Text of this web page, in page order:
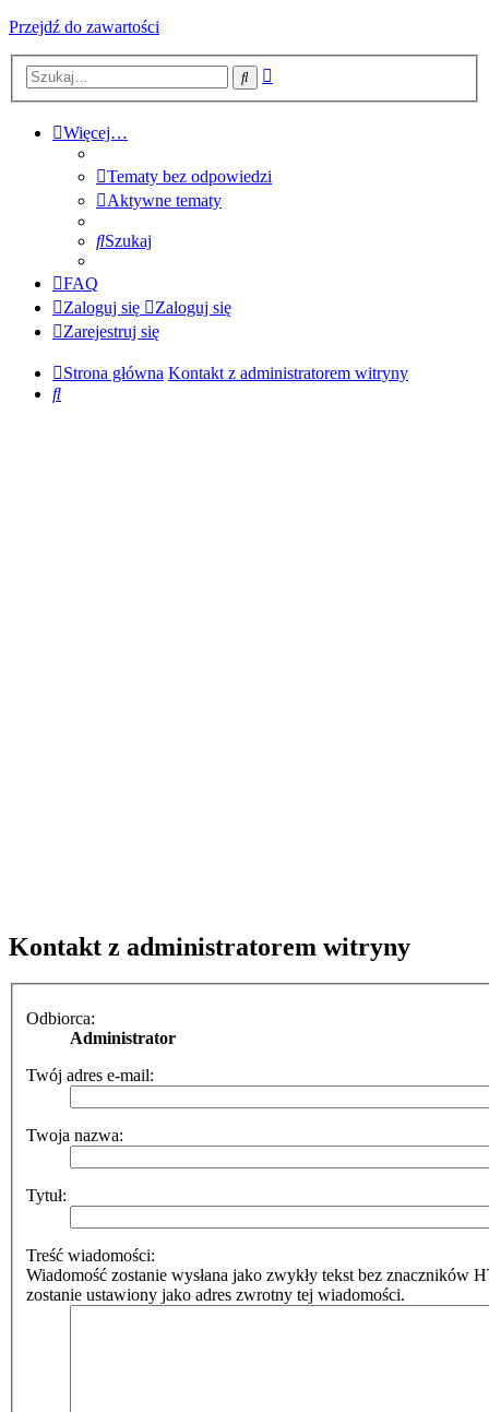
Przejdź do zawartości
Szukaj
Więcej…
Tematy bez odpowiedzi
Aktywne tematy
Szukaj
FAQ
Zaloguj się
Zaloguj się
Zarejestruj się
Strona główna Kontakt z administratorem witryny
Szukaj
Kontakt z administratorem witryny
Odbiorca:
Administrator
Twój adres e-mail:
Twoja nazwa:
Tytuł:
Treść wiadomości:
Wiadomość zostanie wysłana jako zwykły tekst bez znaczników
zostanie ustawiony jako adres zwrotny tej wiadomości.